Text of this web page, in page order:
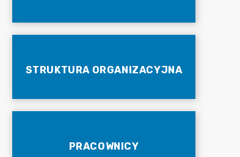
STRUKTURA ORGANIZACYJNA
PRACOWNICY